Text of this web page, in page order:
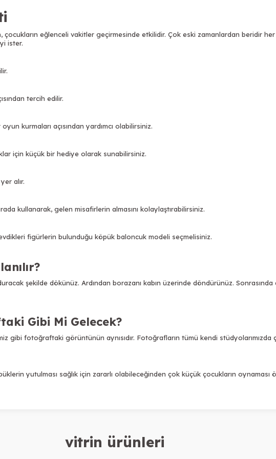
çocukların eğlenceli vakitler geçirmesinde etkilidir. Çok eski zamanlardan beridir
ister.
tercih edilir.
kurmaları açısından yardımcı olabilirsiniz.
için küçük bir hediye olarak sunabilirsiniz.
alır.
kullanarak, gelen misafirlerin almasını kolaylaştırabilirsiniz.
figürlerin bulunduğu köpük baloncuk modeli seçmelisiniz.
şekilde dökünüz. Ardından borazanı kabın üzerinde döndürünüz.
Gibi Mi Gelecek?
gibi fotoğraftaki görüntünün aynısıdır. Fotoğrafların tümü kendi stüdyolarımızda
yutulması sağlık için zararlı olabileceğinden çok küçük çocukların oynaması
vitrin ürünleri